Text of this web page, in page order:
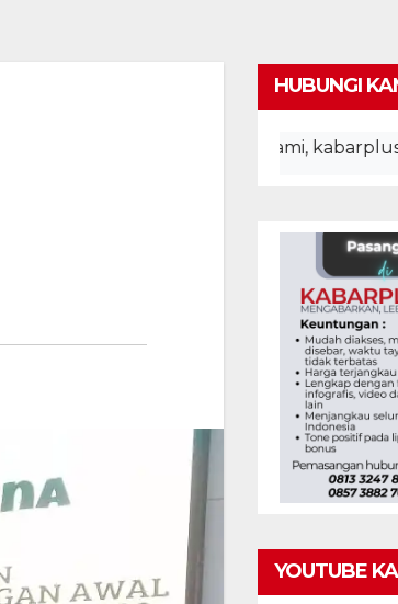
HUBUNGI
datang di website kami, kabarplus.com -
YOUTUBE